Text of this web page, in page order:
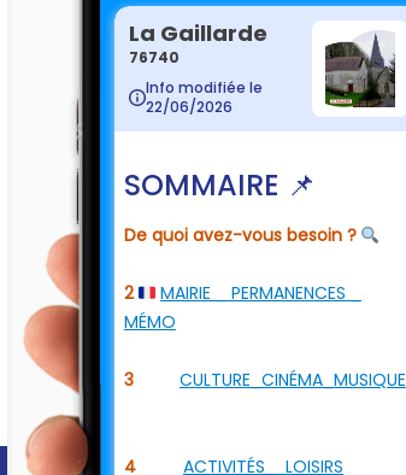
La Gaillarde
76740
Info modifiée le
22/06/2026
SOMMAIRE 📌
De quoi avez-vous besoin ? 🔍
2 🇫🇷 MAIRIE _ PERMANENCES _
MÉMO
3
CULTURE_CINÉMA_MUSIQUE
4 ACTIVITÉS _ LOISIRS